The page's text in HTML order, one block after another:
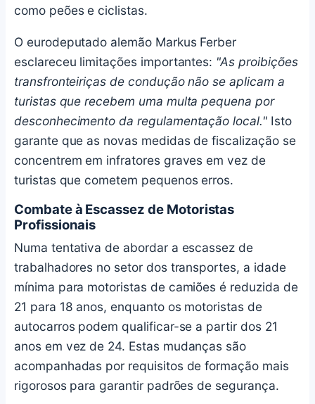
como peões e ciclistas.
O eurodeputado alemão Markus Ferber
esclareceu limitações importantes: "As proibições
transfronteiriças de condução não se aplicam a
turistas que recebem uma multa pequena por
desconhecimento da regulamentação local."Isto
garante que as novas medidas de fiscalização se
concentrem em infratores graves em vez de
turistas que cometem pequenos erros.
Combate à Escassez de Motoristas
Profissionais
Numa tentativa de abordar a escassez de
trabalhadores no setor dos transportes, a idade
mínima para motoristas de camiões é reduzida de
21 para 18 anos, enquanto os motoristas de
autocarros podem qualificar-se a partir dos 21
anos em vez de 24. Estas mudanças são
acompanhadas por requisitos de formação mais
rigorosos para garantir padrões de segurança.